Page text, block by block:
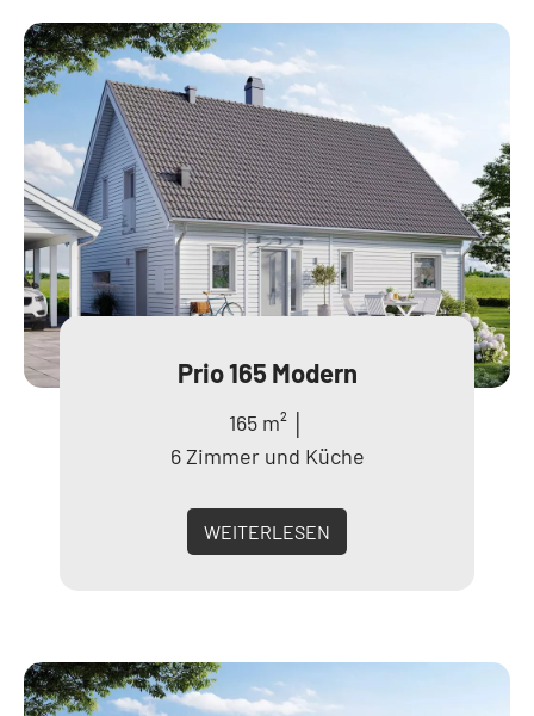
Prio 165 Modern
165 m² │
6 Zimmer und Küche
WEITERLESEN